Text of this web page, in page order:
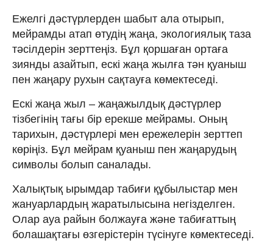
Ежелгі дәстүрлерден шабыт ала отырып,
мейрамды атап өтудің жаңа, экологиялық таза
тәсілдерін зерттеңіз. Бұл қоршаған ортаға
зиянды азайтып, ескі жаңа жылға тән қуаныш
пен жаңару рухын сақтауға көмектеседі.
Ескі жаңа жыл – жаңажылдық дәстүрлер
тізбегінің тағы бір ерекше мейрамы. Оның
тарихын, дәстүрлері мен ережелерін зерттеп
көріңіз. Бұл мейрам қуаныш пен жаңарудың
символы болып саналады.
Халықтық ырымдар табиғи құбылыстар мен
жануарлардың жаратылысына негізделген.
Олар ауа райын болжауға және табиғаттың
болашақтағы өзгерістерін түсінуге көмектеседі.